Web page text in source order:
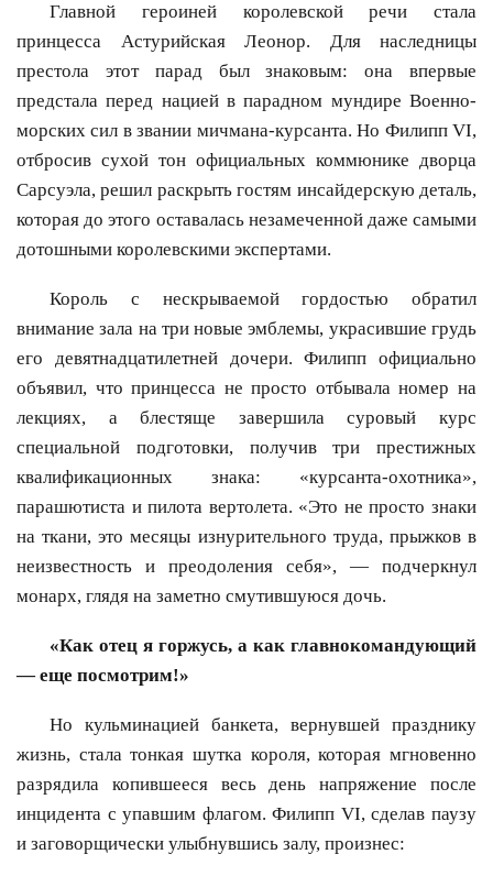
Главной героиней королевской речи стала
принцесса Астурийская Леонор. Для наследницы
престола этот парад был знаковым: она впервые
предстала перед нацией в парадном мундире Военно-
морских сил в звании мичмана-курсанта. Но Филипп VI,
отбросив сухой тон официальных коммюнике дворца
Сарсуэла, решил раскрыть гостям инсайдерскую деталь,
которая до этого оставалась незамеченной даже самыми
дотошными королевскими экспертами.
Король с нескрываемой гордостью обратил
внимание зала на три новые эмблемы, украсившие грудь
его девятнадцатилетней дочери. Филипп официально
объявил, что принцесса не просто отбывала номер на
лекциях, а блестяще завершила суровый курс
специальной подготовки, получив три престижных
квалификационных знака: «курсанта-охотника»,
парашютиста и пилота вертолета. «Это не просто знаки
на ткани, это месяцы изнурительного труда, прыжков в
неизвестность и преодоления себя», — подчеркнул
монарх, глядя на заметно смутившуюся дочь.
«Как отец я горжусь, а как главнокомандующий
— еще посмотрим!»
Но кульминацией банкета, вернувшей празднику
жизнь, стала тонкая шутка короля, которая мгновенно
разрядила копившееся весь день напряжение после
инцидента с упавшим флагом. Филипп VI, сделав паузу
и заговорщически улыбнувшись залу, произнес: